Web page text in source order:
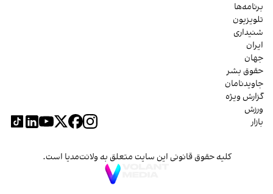
برنامه‌ها
تلویزیون
شنیداری
ایران
جهان
حقوق بشر
جاویدنامان
گزارش ویژه
ورزش
بازار
کلیه حقوق قانونی این سایت متعلق به ولانت‌مدیا است.